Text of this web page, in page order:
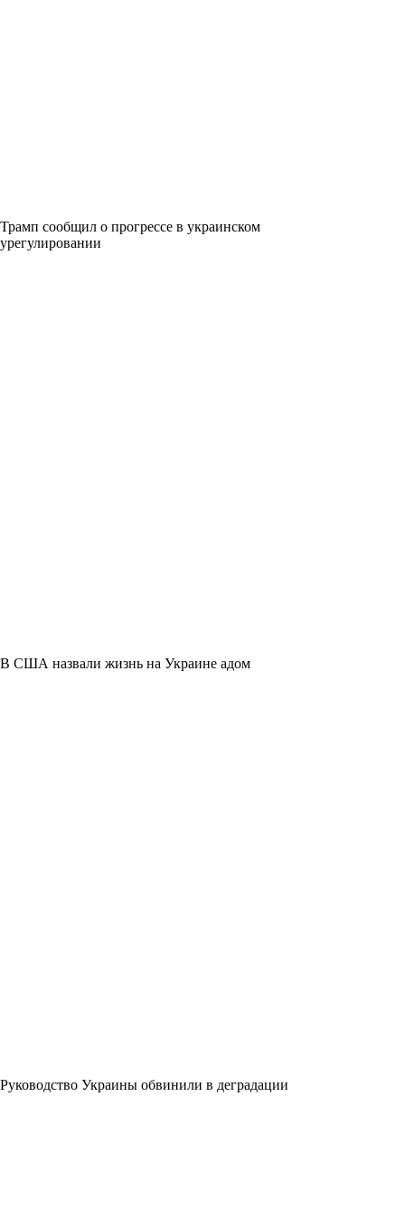
Трамп сообщил о прогрессе в украинском
урегулировании
В США назвали жизнь на Украине адом
Руководство Украины обвинили в деградации